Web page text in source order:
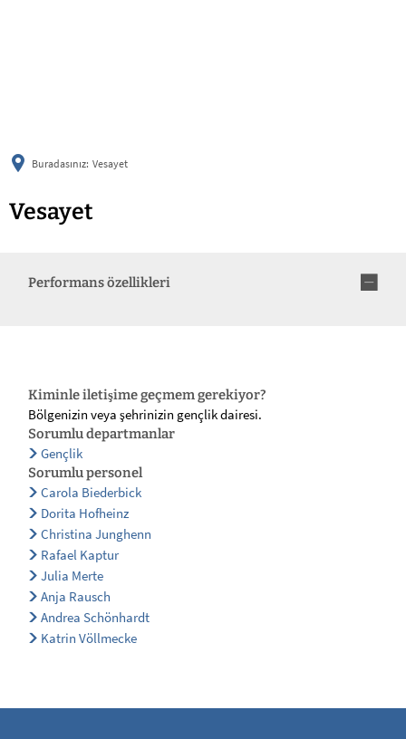
Buradasınız: Vesayet
Vesayet
Performans özellikleri
Kiminle iletişime geçmem gerekiyor?
Bölgenizin veya şehrinizin gençlik dairesi.
Sorumlu departmanlar
Gençlik
Sorumlu personel
Carola Biederbick
Dorita Hofheinz
Christina Junghenn
Rafael Kaptur
Julia Merte
Anja Rausch
Andrea Schönhardt
Katrin Völlmecke